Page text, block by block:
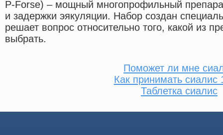
P-Forse) – мощный многопрофильный
и задержки эякуляции. Набор создан
решает вопрос относительно того, какой из
выбрать.
Поможет ли мне
Как принимать сиалис
Таблетка сиалис